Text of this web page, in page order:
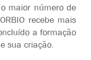
maior número de
recebe mais
a formação
sua criação.